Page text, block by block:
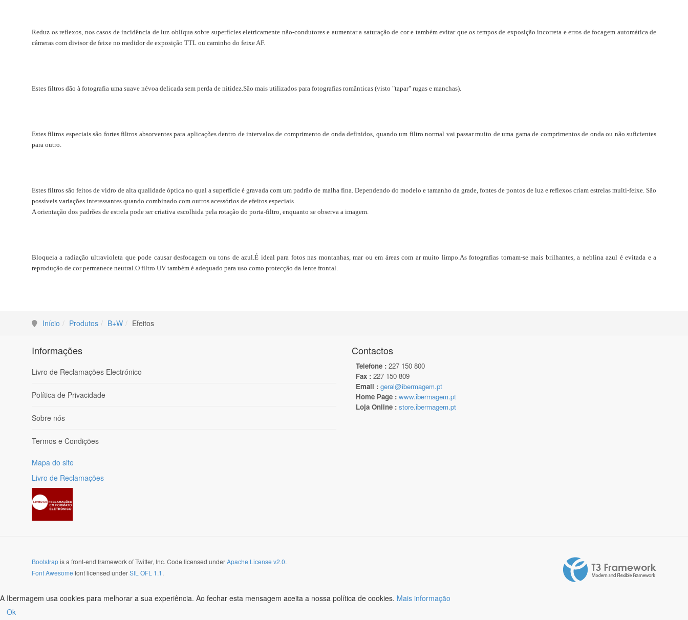
Reduz os reflexos, nos casos de incidência de luz oblíqua sobre superfícies eletricamente não-condutores e aumentar a saturação de cor e também evitar que os tempos de exposição incorreta e erros de focagem automática de
câmeras com divisor de feixe no medidor de exposição TTL ou caminho do feixe AF.
Estes filtros dão à fotografia uma suave névoa delicada sem perda de nitidez.São mais utilizados para fotografias românticas (visto "tapar" rugas e manchas).
Estes filtros especiais são fortes filtros absorventes para aplicações dentro de intervalos de comprimento de onda definidos, quando um filtro normal vai passar muito de uma gama de comprimentos de onda ou não suficientes
para outro.
Estes filtros são feitos de vidro de alta qualidade óptica no qual a superfície é gravada com um padrão de malha fina. Dependendo do modelo e tamanho da grade, fontes de pontos de luz e reflexos criam estrelas multi-feixe. São
possíveis variações interessantes quando combinado com outros acessórios de efeitos especiais.
A orientação dos padrões de estrela pode ser criativa escolhida pela rotação do porta-filtro, enquanto se observa a imagem.
Bloqueia a radiação ultravioleta que pode causar desfocagem ou tons de azul.É ideal para fotos nas montanhas, mar ou em áreas com ar muito limpo.As fotografias tornam-se mais brilhantes, a neblina azul é evitada e a
reprodução de cor permanece neutral.O filtro UV também é adequado para uso como protecção da lente frontal.
Início Produtos B+W Efeitos
Informações
Livro de Reclamações Electrónico
Política de Privacidade
Sobre nós
Termos e Condições
Mapa do site
Livro de Reclamações
Contactos
Telefone : 227 150 800
Fax : 227 150 809
Email : geral@ibermagem.pt
Home Page : www.ibermagem.pt
Loja Online : store.ibermagem.pt
Bootstrapis a front-end framework of Twitter, Inc. Code licensed underApache License v2.0.
Font Awesome font licensed underSIL OFL 1.1.
A Ibermagem usa cookies para melhorar a sua experiência. Ao fechar esta mensagem aceita a nossa política de cookies. Mais informação
Ok